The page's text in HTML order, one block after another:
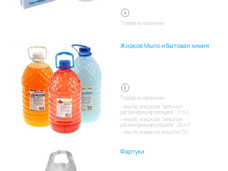
Товар в наличии
Жидкое Мыло и бытовая химия
Товар в наличии:
мыло жидкое "альхон
дезинфицирующее" (1 л.)
мыло жидкое "альхон
дезинфицирующее" (5 л.)
мыло жидкое альхон 5л
Фартуки